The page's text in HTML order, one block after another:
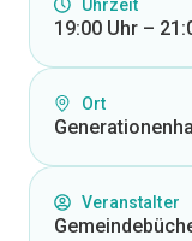
Uhrzeit
19:00 Uhr –
Ort
Veranstalter